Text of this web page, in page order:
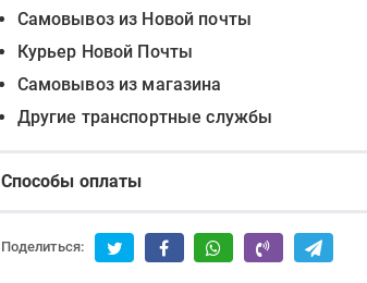
Самовывоз из Новой почты
Курьер Новой Почты
Самовывоз из магазина
Другие транспортные службы
Способы оплаты
Поделиться: